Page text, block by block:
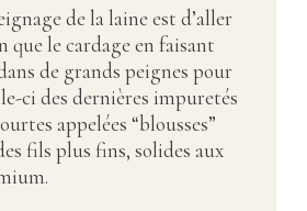
de la laine est d’aller
que le cardage en faisant
de grands peignes pour
ci des dernières impuretés
appelées “blousses”
fils plus fins, solides aux